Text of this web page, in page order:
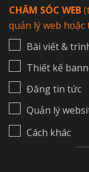
CHĂM SÓC WEB
quản lý web
Bài viết &
Thiết kế
Đăng tin tức
Quản lý
Cách khác